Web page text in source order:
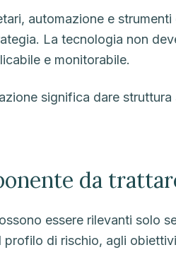
automazione e
La tecnologia non
e monitorabile.
significa dare
da
essere rilevanti solo
profilo di rischio, agli